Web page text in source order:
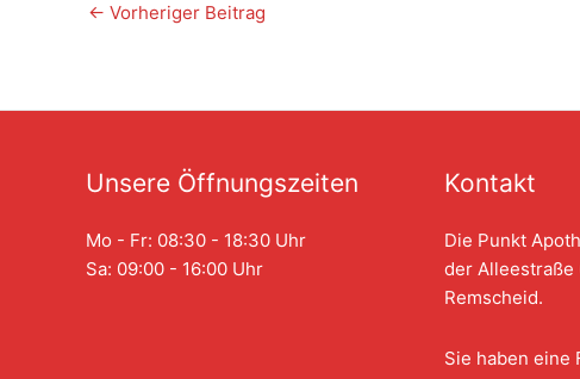
← Vorheriger Beitrag
Unsere Öffnungszeiten
Mo - Fr: 08:30 - 18:30 Uhr
Sa: 09:00 - 16:00 Uhr
Kontakt
Die Punkt
der Alleestraße
Remscheid.
Sie haben eine